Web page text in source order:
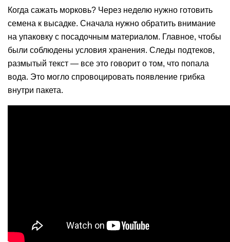
Когда сажать морковь? Через неделю нужно готовить
семена к высадке. Сначала нужно обратить внимание
на упаковку с посадочным материалом. Главное, чтобы
были соблюдены условия хранения. Следы подтеков,
размытый текст — все это говорит о том, что попала
вода. Это могло спровоцировать появление грибка
внутри пакета.